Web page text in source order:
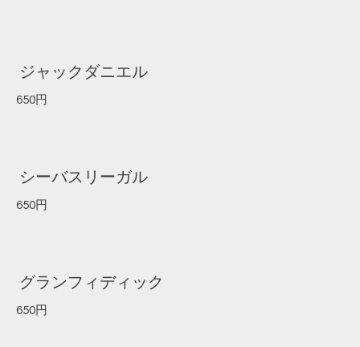
ジャックダニエル
650円
シーバスリーガル
650円
グランフィディック
650円